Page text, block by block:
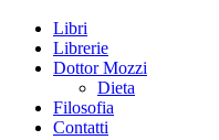
Libri
Librerie
Dottor Mozzi
Dieta
Filosofia
Contatti